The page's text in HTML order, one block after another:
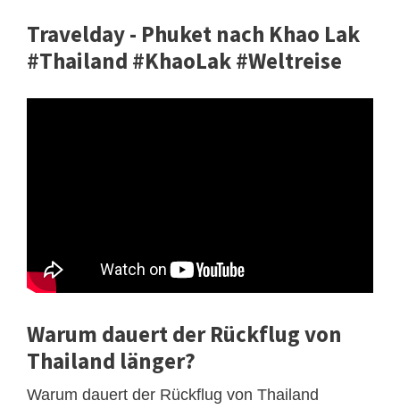
Travelday - Phuket nach Khao Lak
#Thailand #KhaoLak #Weltreise
Warum dauert der Rückflug von
Thailand länger?
Warum dauert der Rückflug von Thailand